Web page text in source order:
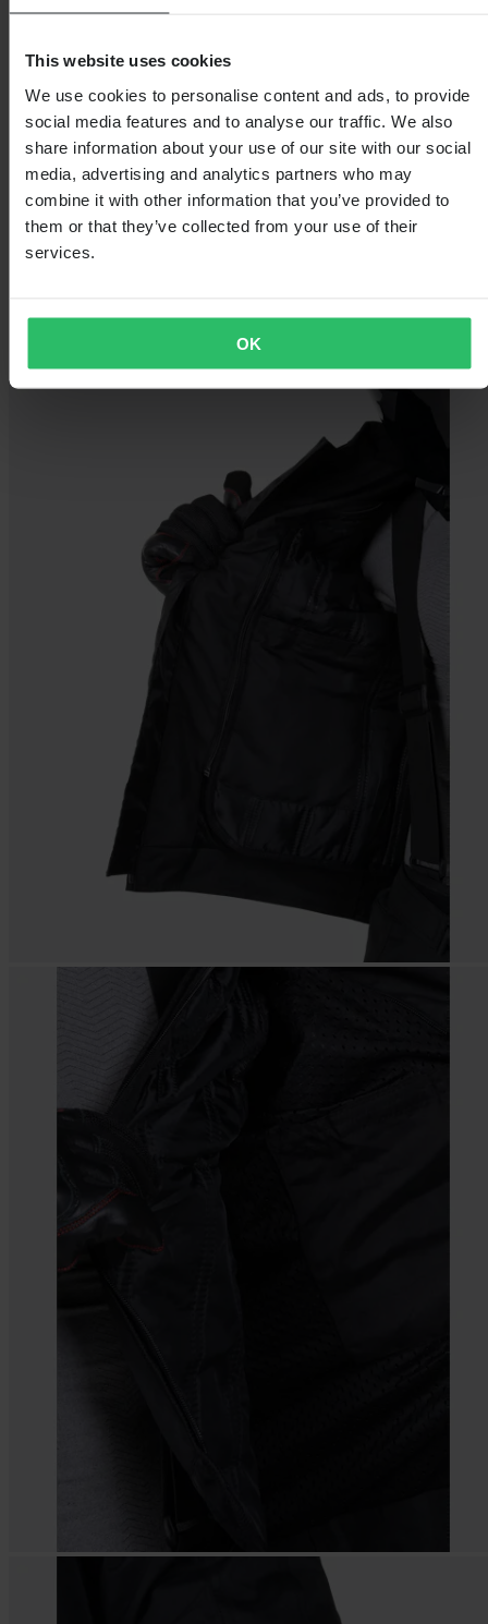
This website uses cookies
We use cookies to personalise content and ads, to provide
social media features and to analyse our traffic. We also
share information about your use of our site with our social
media, advertising and analytics partners who may
combine it with other information that you’ve provided to
them or that they’ve collected from your use of their
services.
OK